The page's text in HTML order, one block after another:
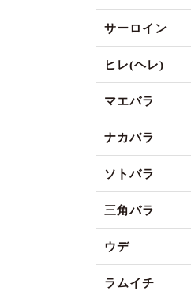
サーロイン
ヒレ(ヘレ)
マエバラ
ナカバラ
ソトバラ
三角バラ
ウデ
ラムイチ